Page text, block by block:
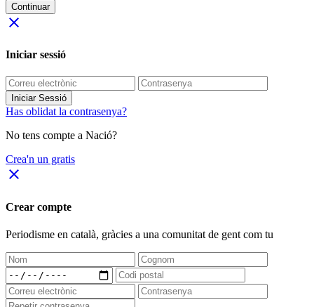
Continuar
close
Iniciar sessió
Iniciar Sessió
Has oblidat la contrasenya?
No tens compte a Nació?
Crea'n un gratis
close
Crear compte
Periodisme en català, gràcies a una comunitat de gent com tu